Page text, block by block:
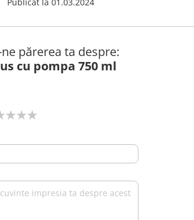
Publicat la 01.03.2024
părerea ta despre:
cu pompa 750 ml